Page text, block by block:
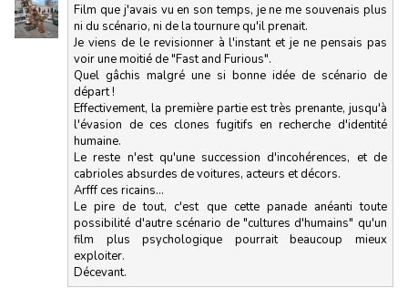
Film que j'avais vu en son temps, je ne me souvenais plus
ni du scénario, ni de la tournure qu'il prenait.
Je viens de le revisionner à l'instant et je ne pensais pas
voir une moitié de "Fast and Furious".
Quel gâchis malgré une si bonne idée de scénario de
départ !
Effectivement, la première partie est très prenante, jusqu'à
l'évasion de ces clones fugitifs en recherche d'identité
humaine.
Le reste n'est qu'une succession d'incohérences, et de
cabrioles absurdes de voitures, acteurs et décors.
Arfff ces ricains...
Le pire de tout, c'est que cette panade anéanti toute
possibilité d'autre scénario de "cultures d'humains" qu'un
film plus psychologique pourrait beaucoup mieux
exploiter.
Décevant.